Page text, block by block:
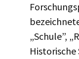
„Schule”,
Historische